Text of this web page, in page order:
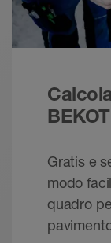
PDF –
Gratis e
modo
quadro